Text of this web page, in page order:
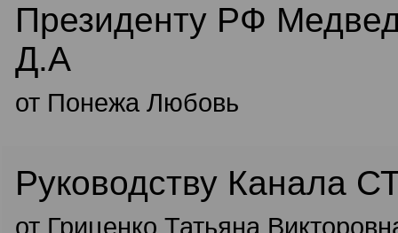
Президенту РФ
Д.А
от Понежа Любовь
Руководству Канала
от Гриценко Татьяна